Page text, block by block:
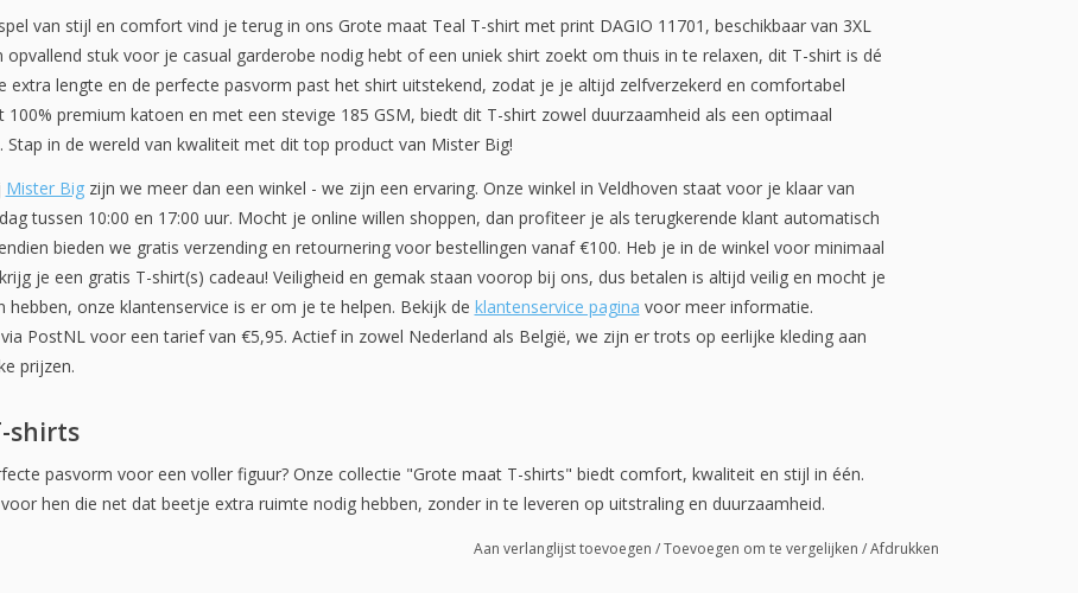
van stijl en comfort vind je terug in ons Grote maat Teal T-shirt met print DAGIO 11701, beschikbaar van 3XL
opvallend stuk voor je casual garderobe nodig hebt of een uniek shirt zoekt om thuis in te relaxen, dit T-shirt is dé
extra lengte en de perfecte pasvorm past het shirt uitstekend, zodat je je altijd zelfverzekerd en comfortabel
100% premium katoen en met een stevige 185 GSM, biedt dit T-shirt zowel duurzaamheid als een optimaal
Stap in de wereld van kwaliteit met dit top product van Mister Big!
Mister Bigzijn we meer dan een winkel - we zijn een ervaring. Onze winkel in Veldhoven staat voor je klaar van
tussen 10:00 en 17:00 uur. Mocht je online willen shoppen, dan profiteer je als terugkerende klant automatisch
bieden we gratis verzending en retournering voor bestellingen vanaf €100. Heb je in de winkel voor minimaal
je een gratis T-shirt(s) cadeau! Veiligheid en gemak staan voorop bij ons, dus betalen is altijd veilig en mocht je
hebben, onze klantenservice is er om je te helpen. Bekijk de klantenservice pagina voor meer informatie.
PostNL voor een tarief van €5,95. Actief in zowel Nederland als België, we zijn er trots op eerlijke kleding aan
prijzen.
shirts
pasvorm voor een voller figuur? Onze collectie "Grote maat T-shirts" biedt comfort, kwaliteit en stijl in één.
hen die net dat beetje extra ruimte nodig hebben, zonder in te leveren op uitstraling en duurzaamheid.
Aan verlanglijst toevoegen /Toevoegen om te vergelijken /Afdrukken